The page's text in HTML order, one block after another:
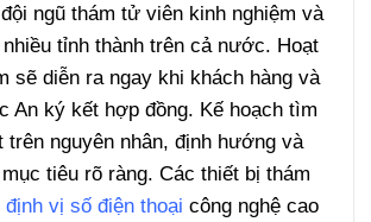
ngũ thám tử viên kinh nghiệm và
tỉnh thành trên cả nước. Hoạt
sẽ diễn ra ngay khi khách hàng và
An ký kết hợp đồng. Kế hoạch tìm
trên nguyên nhân, định hướng và
tiêu rõ ràng. Các thiết bị thám
vị số điện thoại công nghệ cao